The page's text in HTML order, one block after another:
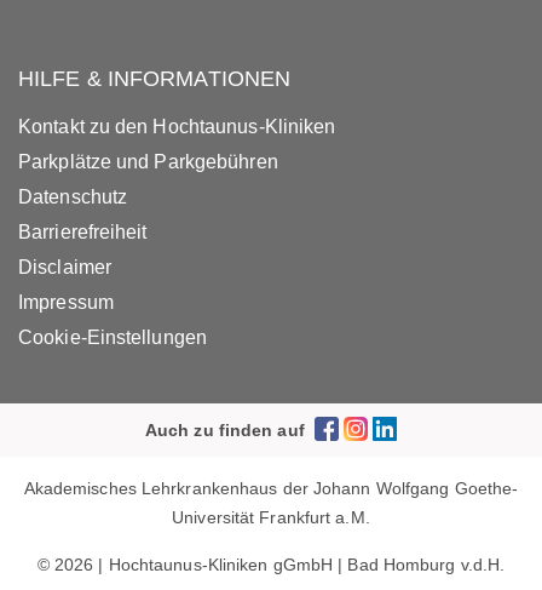
HILFE & INFORMATIONEN
Kontakt zu den Hochtaunus-Kliniken
Parkplätze und Parkgebühren
Datenschutz
Barrierefreiheit
Disclaimer
Impressum
Cookie-Einstellungen
Auch zu finden auf
Akademisches Lehrkrankenhaus der Johann Wolfgang Goethe-
Universität Frankfurt a.M.
© 2026 | Hochtaunus-Kliniken gGmbH | Bad Homburg v.d.H.